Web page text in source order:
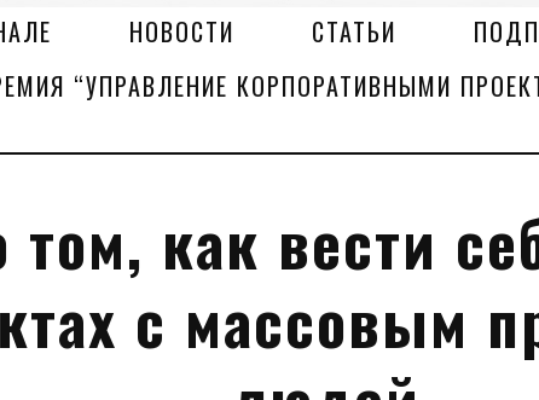
НОВОСТИ СТАТЬИ
“УПРАВЛЕНИЕ КОРПОРАТИВНЫМИ
том, как вести
с массовым